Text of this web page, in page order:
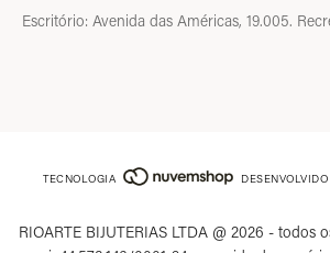
Escritório: Avenida das Américas, 19.005.
TECNOLOGIA
RIOARTE BIJUTERIAS LTDA @ 2026 - todos